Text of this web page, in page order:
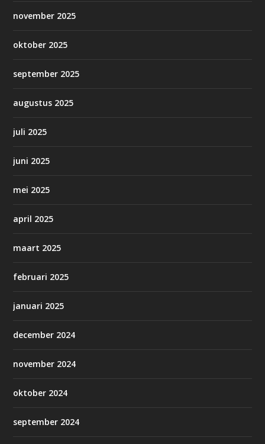
november 2025
oktober 2025
september 2025
augustus 2025
juli 2025
juni 2025
mei 2025
april 2025
maart 2025
februari 2025
januari 2025
december 2024
november 2024
oktober 2024
september 2024